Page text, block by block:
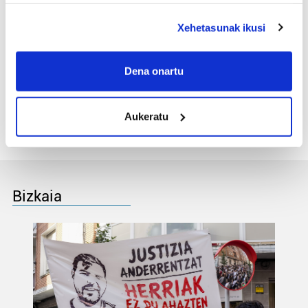
If you allow, we would also like to:
Collect information about your geographical
meters
Identify your device by actively scanning it for
specific characteristics (fingerprinting)
Guk eta gure bazkideek zure datu pertsonalak
prozesatzen ditugu, zure IP zenbakia, besteak beste,
teknologia erabiliz, cookieak adibidez, iragarki eta eduki
pertsonalizatuak eskaintzeko, iragarkiak eta edukia
neurtzeko, jendeari buruzko informazioa biltzeko eta
produktuak garatzeko. Zure datuak nork eta zertarako
erabiltzen dituen hauta dezakezu.
Xehetasunak ikusi
Dena onartu
Aukeratu
Arraunak zipriztinduko du
Ondarroako badia
abuztuaren 8an
Bizkaia